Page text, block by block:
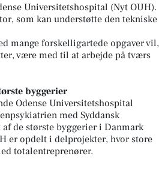
Universitetshospital (Nyt OUH).
som kan understøtte den tekniske
mange forskelligartede opgaver vil,
være med til at arbejde på tværs
byggerier
Odense Universitetshospital
med Syddansk
de største byggerier i Danmark
er opdelt i delprojekter, hvor store
totalentreprenører.